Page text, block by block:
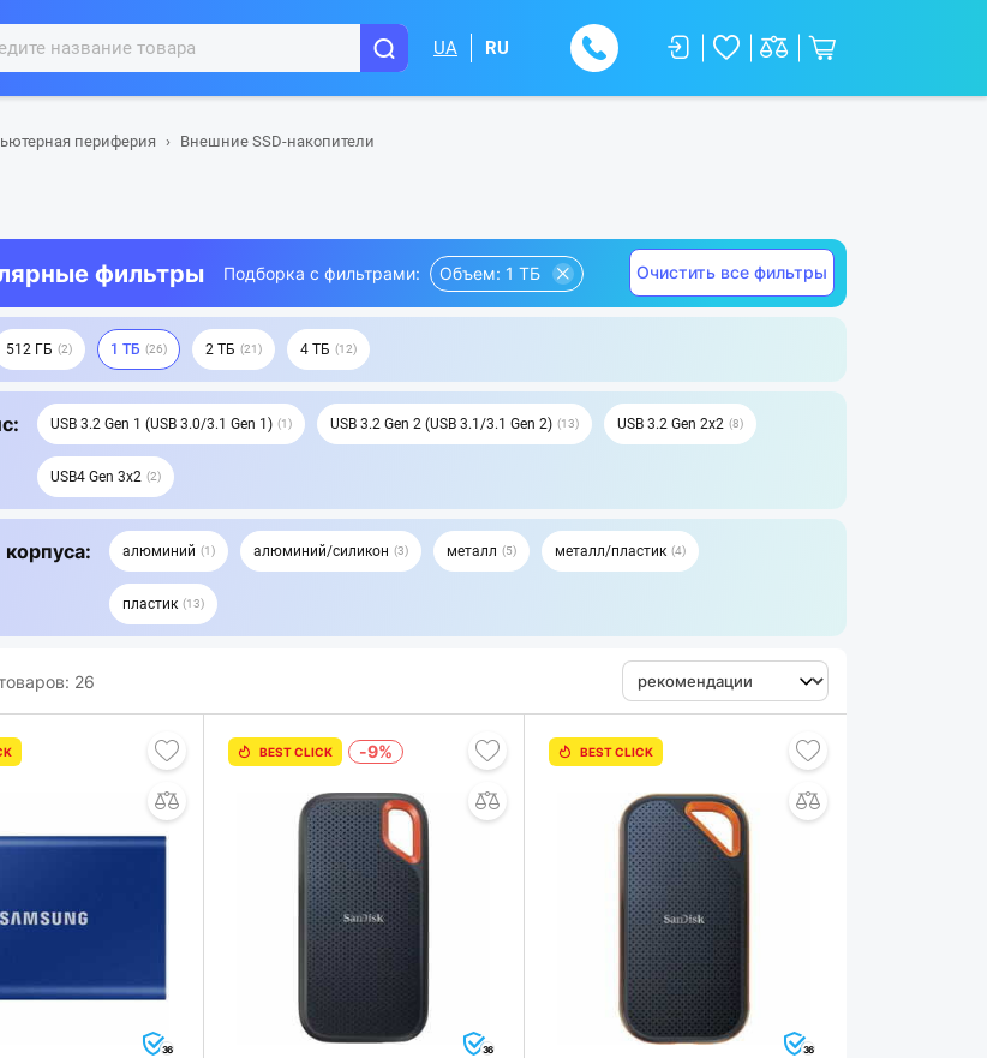
UA RU
периферия Внешние SSD-накопители
фильтры Подборка с фильтрами: Объем: 1 ТБ Очистить все фильтры
512 ГБ 2 1 ТБ 26 2 ТБ 21 4 ТБ 12
USB 3.2 Gen 1 (USB 3.0/3.1 Gen 1) 1 USB 3.2 Gen 2 (USB 3.1/3.1 Gen 2) 13 USB 3.2 Gen 2x2 8
USB4 Gen 3x2 2
алюминий 1 алюминий/силикон 3 металл 5 металл/пластик 4
пластик 13
26
36
BEST CLICK -9%
36
BEST CLICK
36